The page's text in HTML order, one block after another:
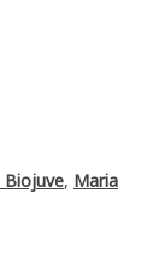
Biojuve, Maria